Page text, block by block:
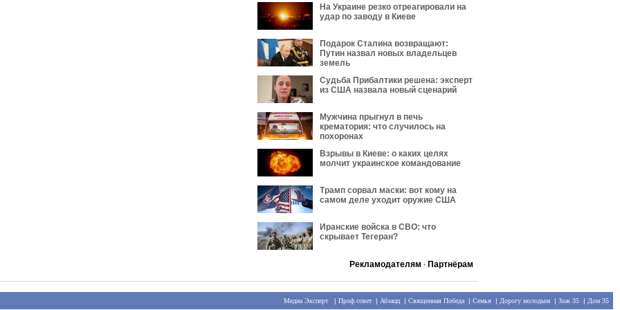
На Украине резко отреагировали на
удар по заводу в Киеве
Подарок Сталина возвращают:
Путин назвал новых владельцев
земель
Судьба Прибалтики решена: эксперт
из США назвала новый сценарий
Мужчина прыгнул в печь
крематория: что случилось на
похоронах
Взрывы в Киеве: о каких целях
молчит украинское командование
Трамп сорвал маски: вот кому на
самом деле уходит оружие США
Иранские войска в СВО: что
скрывает Тегеран?
Рекламодателям • Партнёрам
Медиа Эксперт| Проф.совет| Абзацц | Священная Победа | Семья | Дорогу молодым | Зож 35 | Дом 35